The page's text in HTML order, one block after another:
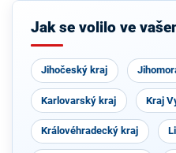
Jak se volilo ve
Jihočeský kraj
Karlovarský kraj Kraj
Královéhradecký kraj